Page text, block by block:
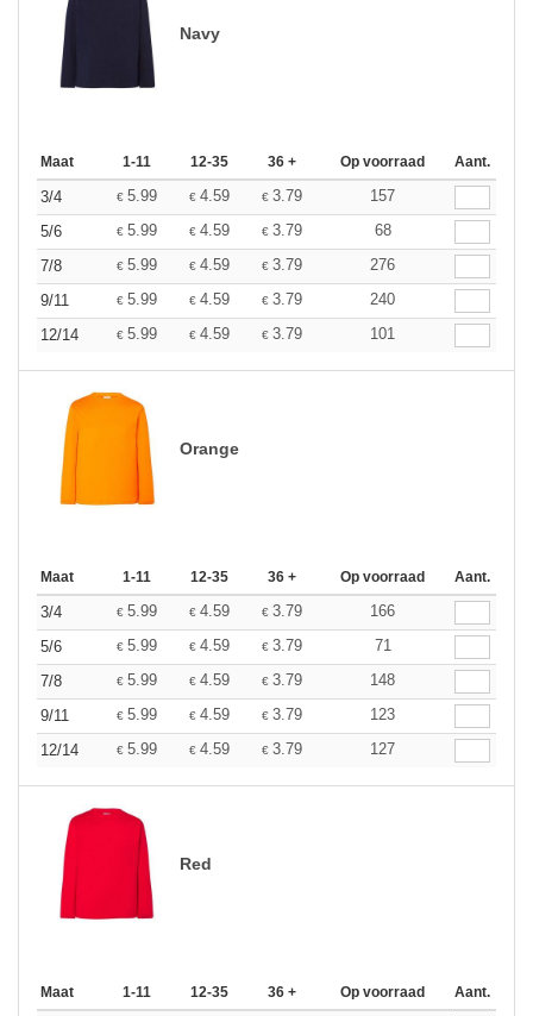
Navy
Maat 1-11 12-35 36 + Op voorraad Aant.
3/4 € 5.99 € 4.59 € 3.79
157
5/6
€ 5.99 € 4.59 € 3.79
68
7/8
€ 5.99 € 4.59 € 3.79
276
9/11
€ 5.99 € 4.59 € 3.79
240
12/14
€ 5.99 € 4.59 € 3.79 101
Orange
Maat 1-11 12-35 36 + Op voorraad Aant.
3/4 € 5.99 € 4.59 € 3.79
166
5/6
€ 5.99 € 4.59 € 3.79
71
7/8
€ 5.99 € 4.59 € 3.79
148
9/11
€ 5.99 € 4.59 € 3.79
123
12/14
€ 5.99 € 4.59 € 3.79 127
Red
Maat 1-11 12-35 36 + Op voorraad Aant.